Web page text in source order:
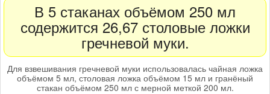
В 5 стаканах объёмом 250 мл
содержится 26,67 столовые ложки
гречневой муки.
Для взвешивания гречневой муки использовалась чайная ложка
объёмом 5 мл, столовая ложка объёмом 15 мл и гранёный
стакан объёмом 250 мл с мерной меткой 200 мл.